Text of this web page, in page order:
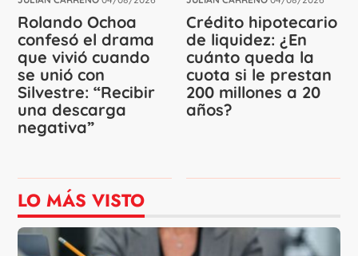
Rolando Ochoa
confesó el drama
que vivió cuando
se unió con
Silvestre: “Recibir
una descarga
negativa”
Crédito hipotecario
de liquidez: ¿En
cuánto queda la
cuota si le prestan
200 millones a 20
años?
LO MÁS VISTO